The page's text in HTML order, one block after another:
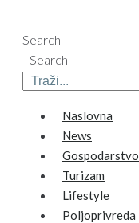
Search
Search
Naslovna
News
Gospodarstvo
Turizam
Lifestyle
Poljoprivreda